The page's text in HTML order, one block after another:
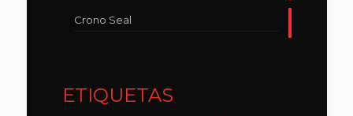
Crono Seal
ETIQUETAS